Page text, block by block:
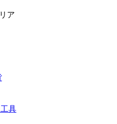
ア
具